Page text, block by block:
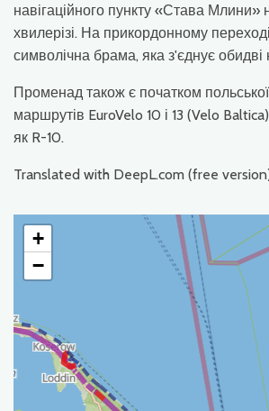
навігаційного пункту «Става Млини»
хвилерізі. На прикордонному
символічна брама, яка з'єднує обидві
Променад також є початком
маршрутів EuroVelo 10 і 13 (Velo
як R-10.
Translated with DeepL.com (free
+
−